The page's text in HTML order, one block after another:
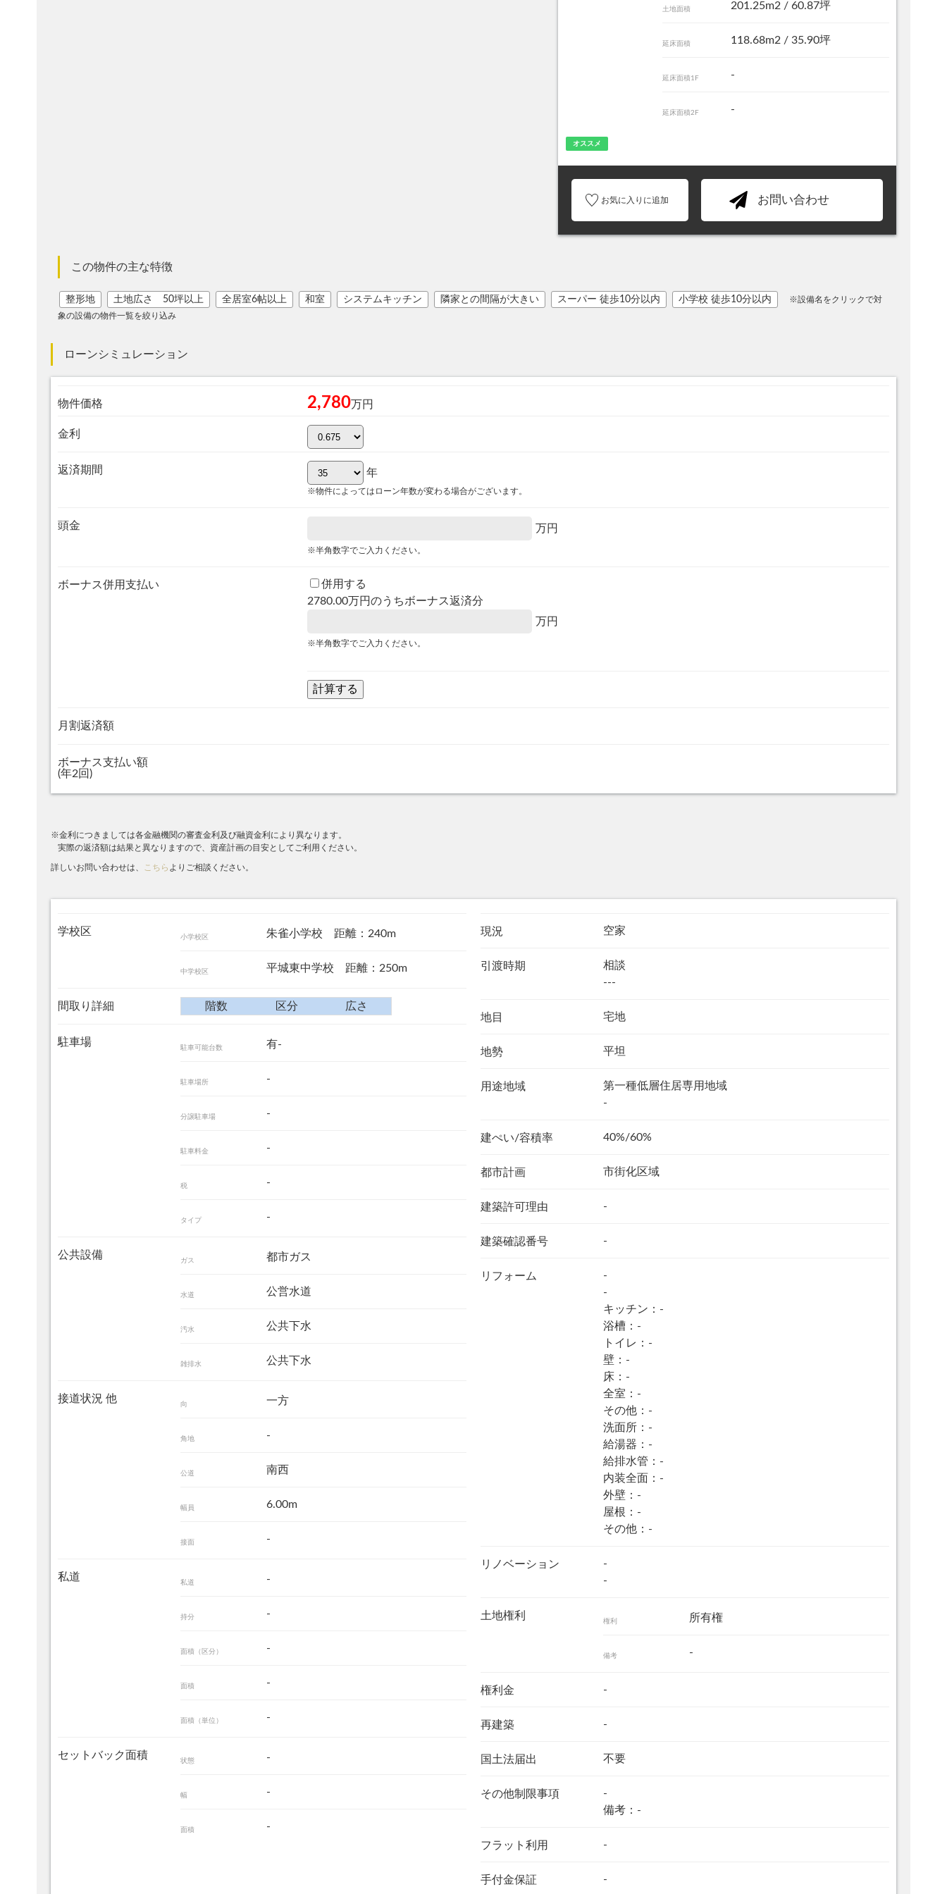
土地面積 201.25m2 / 60.87坪
延床面積 118.68m2 / 35.90坪
延床面積1F -
延床面積2F -
オススメ
お気に入りに追加 お問い合わせ
この物件の主な特徴
整形地 土地広さ 50坪以上 全居室6帖以上 和室 システムキッチン 隣家との間隔が大きい スーパー 徒歩10分以内 小学校 徒歩10分以内
※設備名をクリックで対
象の設備の物件一覧を絞り込み
ローンシミュレーション
物件価格 2,780万円
金利
返済期間 年
※物件によってはローン年数が変わる場合がございます。
頭金 万円
※半角数字でご入力ください。
ボーナス併用支払い
併用する
2780.00万円のうちボーナス返済分
万円
※半角数字でご入力ください。
月割返済額
ボーナス支払い額
(年2回)
※金利につきましては各金融機関の審査金利及び融資金利により異なります。
実際の返済額は結果と異なりますので、資産計画の目安としてご利用ください。
詳しいお問い合わせは、 こちら よりご相談ください。
学校区 小学校区 朱雀小学校 距離：240m
中学校区 平城東中学校 距離：250m
間取り詳細 階数 区分 広さ
駐車場 駐車可能台数 有-
駐車場所 -
分譲駐車場 -
駐車料金 -
税 -
タイプ -
公共設備 ガス 都市ガス
水道 公営水道
汚水 公共下水
雑排水 公共下水
接道状況 他 向 一方
角地 -
公道 南西
幅員 6.00m
接面 -
私道 私道 -
持分 -
面積（区分） -
面積 -
面積（単位） -
セットバック面積 状態 -
幅 -
面積 -
現況 空家
引渡時期
相談
---
地目 宅地
地勢 平坦
用途地域
第一種低層住居専用地域
-
建ぺい/容積率 40%/60%
都市計画 市街化区域
建築許可理由 -
建築確認番号 -
リフォーム
-
-
キッチン：-
浴槽：-
トイレ：-
壁：-
床：-
全室：-
その他：-
洗面所：-
給湯器：-
給排水管：-
内装全面：-
外壁：-
屋根：-
その他：-
リノベーション
-
-
土地権利 権利 所有権
備考 -
権利金 -
再建築 -
国土法届出 不要
その他制限事項
-
備考：-
フラット利用 -
手付金保証 -